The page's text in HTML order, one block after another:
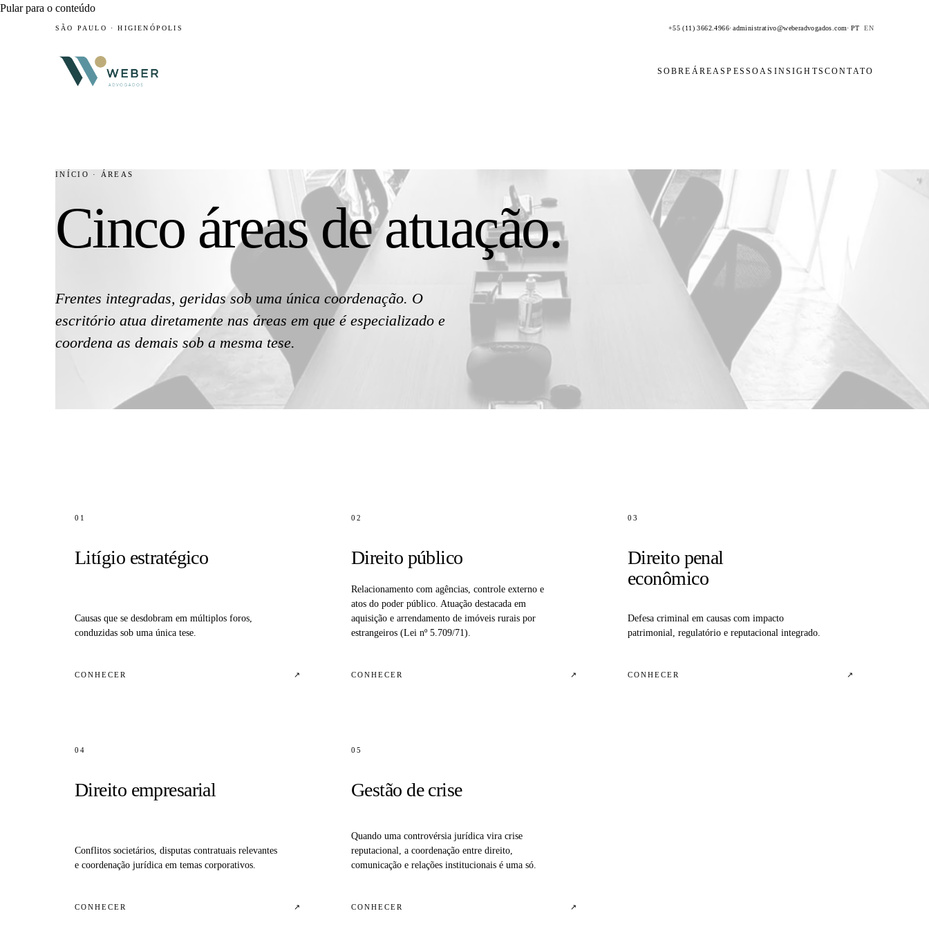
Pular para o conteúdo
SÃO PAULO · HIGIENÓPOLIS +55 (11) 3662.4966·administrativo@weberadvogados.com· PT EN
SOBRE ÁREASPESSOAS INSIGHTS CONTATO
INÍCIO · ÁREAS
Cinco áreas de atuação.
Frentes integradas, geridas sob uma única coordenação. O
escritório atua diretamente nas áreas em que é especializado e
coordena as demais sob a mesma tese.
01
Litígio estratégico
Causas que se desdobram em múltiplos foros,
conduzidas sob uma única tese.
CONHECER ↗
02
Direito público
Relacionamento com agências, controle externo e
atos do poder público. Atuação destacada em
aquisição e arrendamento de imóveis rurais por
estrangeiros (Lei nº 5.709/71).
CONHECER ↗
03
Direito penal
econômico
Defesa criminal em causas com impacto
patrimonial, regulatório e reputacional integrado.
CONHECER ↗
04
Direito empresarial
Conflitos societários, disputas contratuais relevantes
e coordenação jurídica em temas corporativos.
CONHECER ↗
05
Gestão de crise
Quando uma controvérsia jurídica vira crise
reputacional, a coordenação entre direito,
comunicação e relações institucionais é uma só.
CONHECER ↗